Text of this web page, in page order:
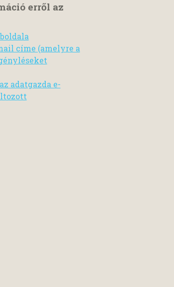
erről az
címe (amelyre a
adatgazda e-